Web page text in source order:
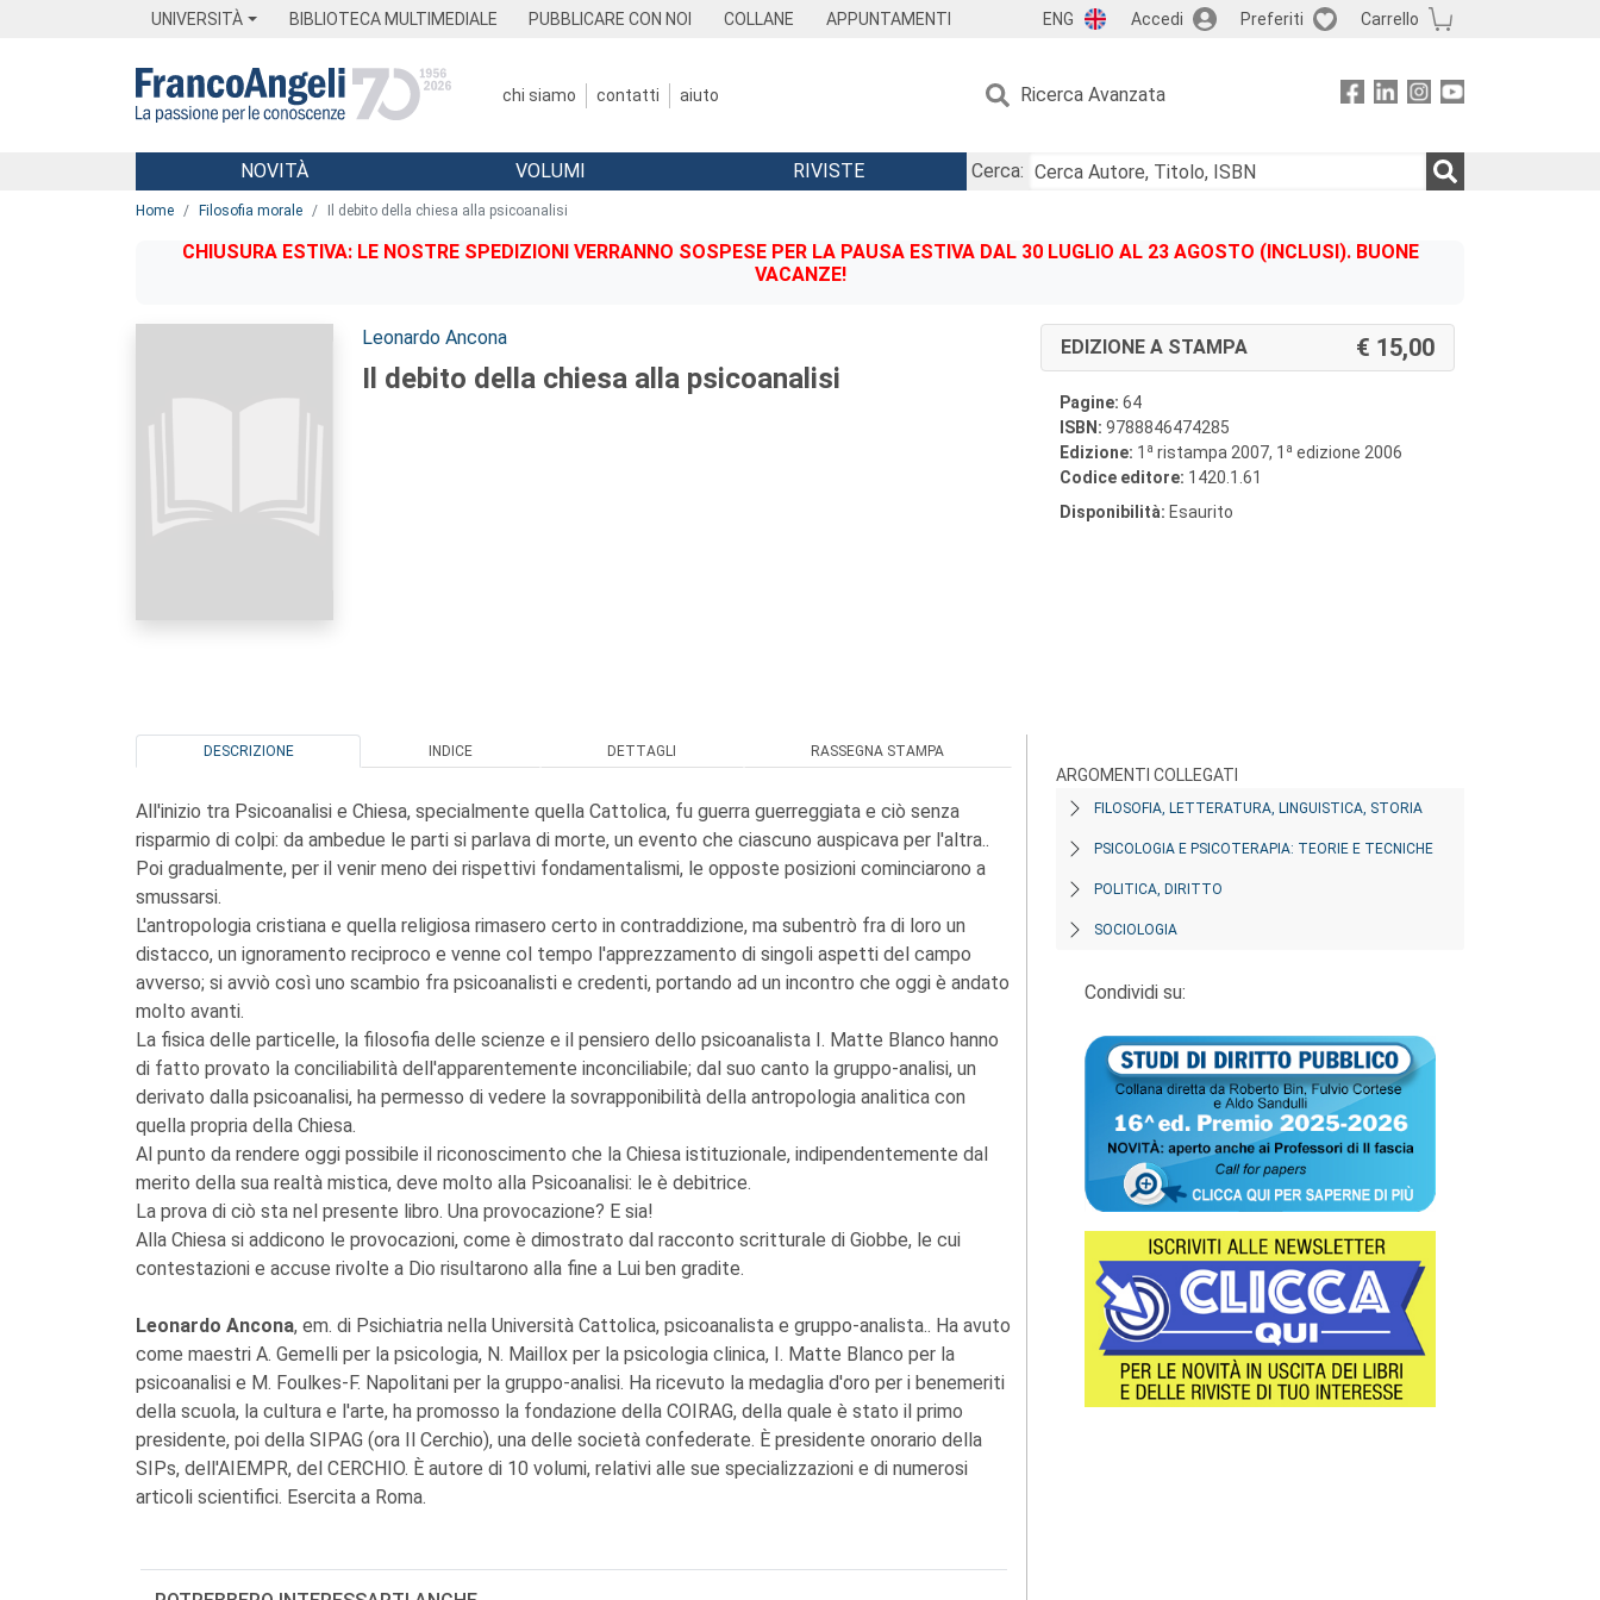
UNIVERSITÀ BIBLIOTECA MULTIMEDIALE PUBBLICARE CON NOI COLLANE APPUNTAMENTI ENG Accedi Preferiti Carrello
chi siamo contatti aiuto Ricerca Avanzata
Menu
NOVITÀ VOLUMI RIVISTE
Cerca:
Home Filosofia morale Il debito della chiesa alla psicoanalisi
CHIUSURA ESTIVA: LE NOSTRE SPEDIZIONI VERRANNO SOSPESE PER LA PAUSA ESTIVA DAL 30 LUGLIO AL 23 AGOSTO (INCLUSI). BUONE
VACANZE!
Autori:
Leonardo Ancona
Il debito della chiesa alla psicoanalisi
EDIZIONE A STAMPA 15,00
Pagine: 64
ISBN: 9788846474285
Edizione: 1 a ristampa 2007, 1 a edizione 2006
Codice editore: 1420.1.61
Disponibilità: Esaurito
DESCRIZIONE INDICE DETTAGLI RASSEGNA STAMPA
All'inizio tra Psicoanalisi e Chiesa, specialmente quella Cattolica, fu guerra guerreggiata e ciò senza
risparmio di colpi: da ambedue le parti si parlava di morte, un evento che ciascuno auspicava per l'altra..
Poi gradualmente, per il venir meno dei rispettivi fondamentalismi, le opposte posizioni cominciarono a
smussarsi.
L'antropologia cristiana e quella religiosa rimasero certo in contraddizione, ma subentrò fra di loro un
distacco, un ignoramento reciproco e venne col tempo l'apprezzamento di singoli aspetti del campo
avverso; si avviò così uno scambio fra psicoanalisti e credenti, portando ad un incontro che oggi è andato
molto avanti.
La fisica delle particelle, la filosofia delle scienze e il pensiero dello psicoanalista I. Matte Blanco hanno
di fatto provato la conciliabilità dell'apparentemente inconciliabile; dal suo canto la gruppo-analisi, un
derivato dalla psicoanalisi, ha permesso di vedere la sovrapponibilità della antropologia analitica con
quella propria della Chiesa.
Al punto da rendere oggi possibile il riconoscimento che la Chiesa istituzionale, indipendentemente dal
merito della sua realtà mistica, deve molto alla Psicoanalisi: le è debitrice.
La prova di ciò sta nel presente libro. Una provocazione? E sia!
Alla Chiesa si addicono le provocazioni, come è dimostrato dal racconto scritturale di Giobbe, le cui
contestazioni e accuse rivolte a Dio risultarono alla fine a Lui ben gradite.
Leonardo Ancona, em. di Psichiatria nella Università Cattolica, psicoanalista e gruppo-analista.. Ha avuto
come maestri A. Gemelli per la psicologia, N. Maillox per la psicologia clinica, I. Matte Blanco per la
psicoanalisi e M. Foulkes-F. Napolitani per la gruppo-analisi. Ha ricevuto la medaglia d'oro per i benemeriti
della scuola, la cultura e l'arte, ha promosso la fondazione della COIRAG, della quale è stato il primo
presidente, poi della SIPAG (ora Il Cerchio), una delle società confederate. È presidente onorario della
SIPs, dell'AIEMPR, del CERCHIO. È autore di 10 volumi, relativi alle sue specializzazioni e di numerosi
articoli scientifici. Esercita a Roma.
ARGOMENTI COLLEGATI
FILOSOFIA, LETTERATURA, LINGUISTICA, STORIA
PSICOLOGIA E PSICOTERAPIA: TEORIE E TECNICHE
POLITICA, DIRITTO
SOCIOLOGIA
Condividi su: